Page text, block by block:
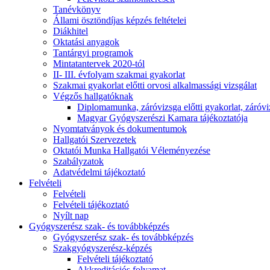
Tanévkönyv
Állami ösztöndíjas képzés feltételei
Diákhitel
Oktatási anyagok
Tantárgyi programok
Mintatantervek 2020-tól
II- III. évfolyam szakmai gyakorlat
Szakmai gyakorlat előtti orvosi alkalmassági vizsgálat
Végzős hallgatóknak
Diplomamunka, záróvizsga előtti gyakorlat,
Magyar Gyógyszerészi Kamara tájékoztatója
Nyomtatványok és dokumentumok
Hallgatói Szervezetek
Oktatói Munka Hallgatói Véleményezése
Szabályzatok
Adatvédelmi tájékoztató
Felvételi
Felvételi
Felvételi tájékoztató
Nyílt nap
Gyógyszerész szak- és továbbképzés
Gyógyszerész szak- és továbbképzés
Szakgyógyszerész-képzés
Felvételi tájékoztató